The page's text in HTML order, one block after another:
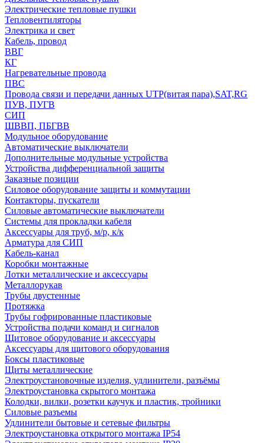
Электрические тепловые пушки
Тепловентиляторы
Электрика и свет
Кабель, провод
ВВГ
КГ
Нагревательные провода
ПВС
Провода связи и передачи данных UTP(витая пара),SAT,RG
ПУВ, ПУГВ
СИП
ШВВП, ПБГВВ
Модульное оборудование
Автоматические выключатели
Дополнительные модульные устройства
Устройства дифференциальной защиты
Заказные позиции
Силовое оборудование защиты и коммутации
Контакторы, пускатели
Силовые автоматические выключатели
Системы для прокладки кабеля
Аксессуары для труб, м/р, к/к
Арматура для СИП
Кабель-канал
Коробки монтажные
Лотки металлические и аксессуары
Металлорукав
Трубы двустенные
Протяжка
Трубы гофрированные пластиковые
Устройства подачи команд и сигналов
Щитовое оборудование и аксессуары
Аксессуары для щитового оборудования
Боксы пластиковые
Щиты металлические
Электроустановочные изделия, удлинители, разъёмы
Электроустановка скрытого монтажа
Колодки, вилки, розетки каучук и пластик, тройники
Силовые разъемы
Удлинители бытовые и сетевые фильтры
Электроустановка открытого монтажа IP54